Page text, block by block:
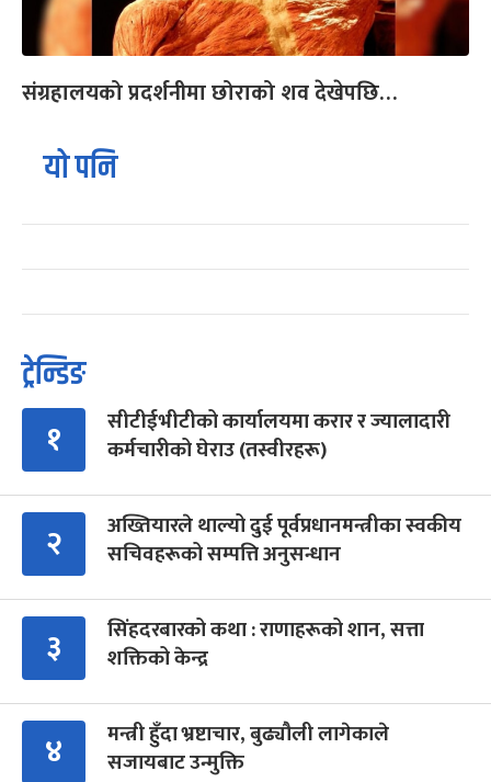
संग्रहालयको प्रदर्शनीमा छोराको शव देखेपछि…
यो पनि
ट्रेन्डिङ
१
सीटीईभीटीको कार्यालयमा करार र ज्यालादारी
कर्मचारीको घेराउ (तस्वीरहरू)
२
अख्तियारले थाल्यो दुई पूर्वप्रधानमन्त्रीका स्वकीय
सचिवहरूको सम्पत्ति अनुसन्धान
३
सिंहदरबारको कथा : राणाहरूको शान, सत्ता
शक्तिको केन्द्र
४
मन्त्री हुँदा भ्रष्टाचार, बुढ्यौली लागेकाले
सजायबाट उन्मुक्ति